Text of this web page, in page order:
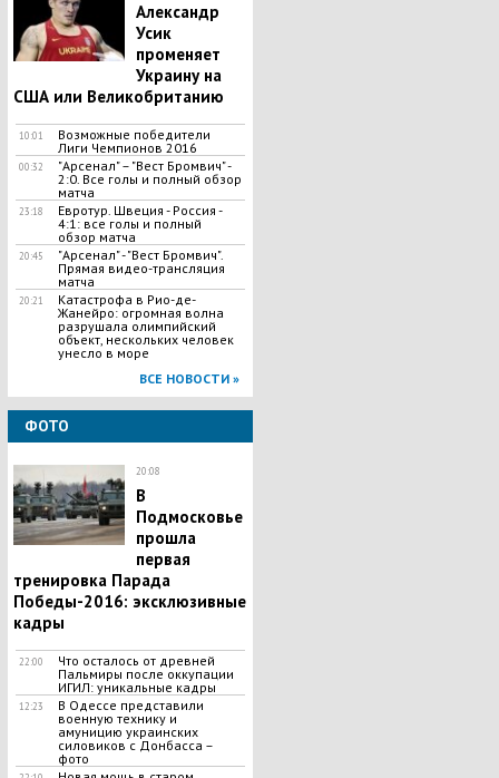
Александр
Усик
променяет
Украину на
США или Великобританию
10:01
Возможные победители
Лиги Чемпионов 2016
00:32
"​Арсенал" – "Вест Бромвич" -
2:0. Все голы и полный обзор
матча
23:18
Евротур. Швеция - Россия -
4:1: все голы и полный
обзор матча
20:45
"Арсенал" - "Вест Бромвич".
Прямая видео-трансляция
матча
20:21
Катастрофа в Рио-де-
Жанейро: огромная волна
разрушала олимпийский
объект, нескольких человек
унесло в море
ВСЕ НОВОСТИ »
ФОТО
20:08
В
Подмосковье
прошла
первая
тренировка Парада
Победы-2016: эксклюзивные
кадры
22:00
Что осталось от древней
Пальмиры после оккупации
ИГИЛ: уникальные кадры
12:23
В Одессе представили
военную технику и
амуницию украинских
силовиков с Донбасса –
фото